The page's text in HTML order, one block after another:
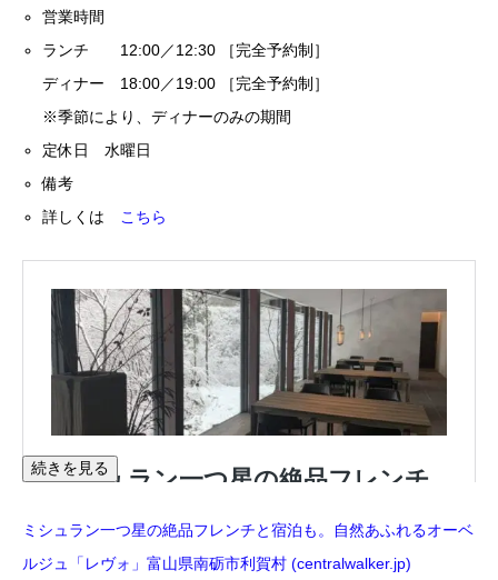
営業時間
ランチ 12:00／12:30 ［完全予約制］
ディナー 18:00／19:00 ［完全予約制］
※季節により、ディナーのみの期間
定休日 水曜日
備考
詳しくは
こちら
続きを見る
ミシュラン一つ星の絶品フレンチと宿泊も。自然あふれるオーベ
ルジュ「レヴォ」富山県南砺市利賀村 (centralwalker.jp)